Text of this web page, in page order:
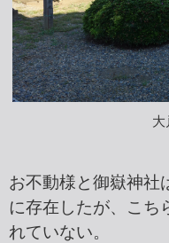
大
お不動様と御嶽神社
に存在したが、こち
れていない。